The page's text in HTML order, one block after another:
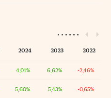
2024 2023 2022
4,01% 6,62% -2,46%
5,60% 5,43% -0,65%